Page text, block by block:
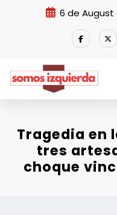
6 de August
Tragedia en
tres
choque